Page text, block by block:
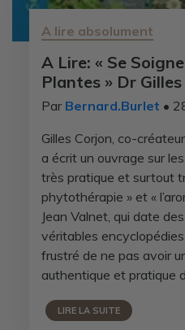
A lire absolument
A Lire: « Se
Plantes » Dr
Par Bernard.Burlet •
Gilles Corjon, co-
a écrit un ouvrage sur
très pratique et surtout
phytothérapie » et «
Jean Valnet, qui date
véritables
frustré de ne pas avoir
authentique et pratique
LIRE LA SUITE